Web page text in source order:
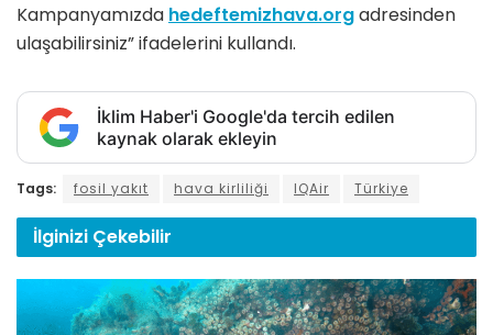
Kampanyamızda hedeftemizhava.orgadresinden
ulaşabilirsiniz” ifadelerini kullandı.
İklim Haber'i Google'da tercih edilen
kaynak olarak ekleyin
Tags: fosil yakıt hava kirliliği IQAir Türkiye
İlginizi Çekebilir